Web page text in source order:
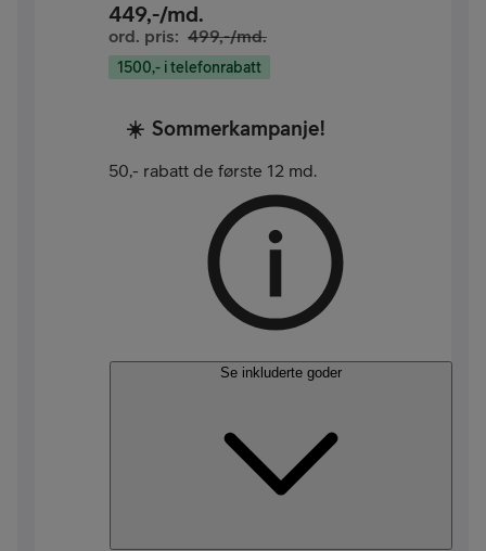
449,-/md.
ord. pris: 499,-/md.
1500,- i telefonrabatt
☀️ Sommerkampanje!
50,- rabatt de første 12 md.
Se inkluderte goder